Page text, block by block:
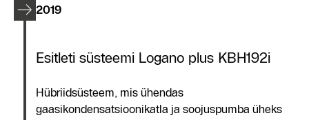
2019
Esitleti süsteemi Logano plus KBH192i
Hübriidsüsteem, mis ühendas
gaasikondensatsioonikatla ja soojuspumba üheks